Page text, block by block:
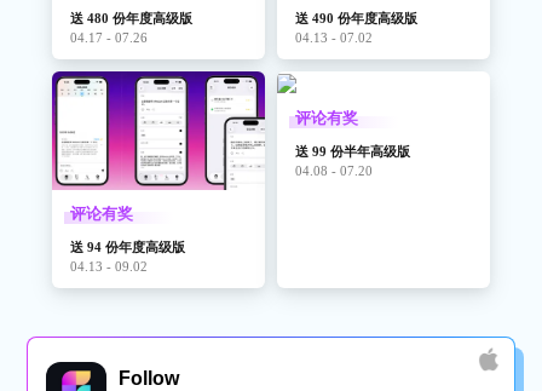
送 480 份年度高级版
04.17 - 07.26
送 490 份年度高级版
04.13 - 07.02
评论有奖
送 94 份年度高级版
04.13 - 09.02
评论有奖
送 99 份半年高级版
04.08 - 07.20
Follow